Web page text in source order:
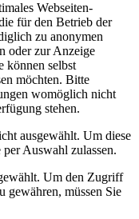
Webseiten-
für den Betrieb der
zu anonymen
oder zur Anzeige
können selbst
möchten. Bitte
womöglich nicht
stehen.
ausgewählt. Um diese
per Auswahl zulassen.
Um den Zugriff
gewähren, müssen Sie